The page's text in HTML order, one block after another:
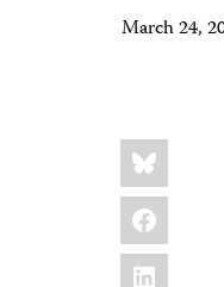
March 24,
Share
this:
Bluesky
LinkedIn